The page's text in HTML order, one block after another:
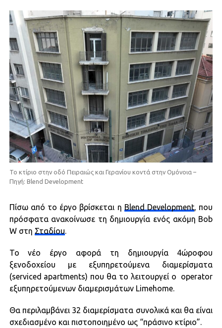
Το κτίριο στην οδό Πειραιώς και Γερανίου κοντά στην Ομόνοια –
Πηγή: Blend Development
Πίσω από το έργο βρίσκεται η Blend Development, που
πρόσφατα ανακοίνωσε τη δημιουργία ενός ακόμη Bob
W στη Σταδίου.
Το νέο έργο αφορά τη δημιουργία 4ώροφου
ξενοδοχείου με εξυπηρετούμενα διαμερίσματα
(serviced apartments) που θα το λειτουργεί o operator
εξυπηρετούμενων διαμερισμάτων Limehome.
Θα περιλαμβάνει 32 διαμερίσματα συνολικά και θα είναι
σχεδιασμένο και πιστοποιημένο ως “πράσινο κτίριο”.